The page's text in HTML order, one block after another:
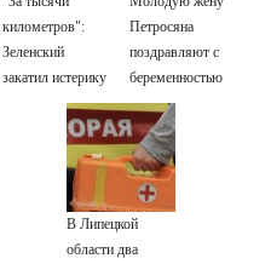
километров":
Зеленский
закатил истерику
Западу после
ночного удара
Петросяна
поздравляют с
беременностью
В Липецкой
области два